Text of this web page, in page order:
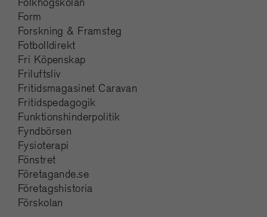
Form
Forskning & Framsteg
Fotbolldirekt
Fri Köpenskap
Friluftsliv
Fritidsmagasinet Caravan
Fritidspedagogik
Funktionshinderpolitik
Fyndbörsen
Fysioterapi
Fönstret
Företagande.se
Företagshistoria
Förskolan